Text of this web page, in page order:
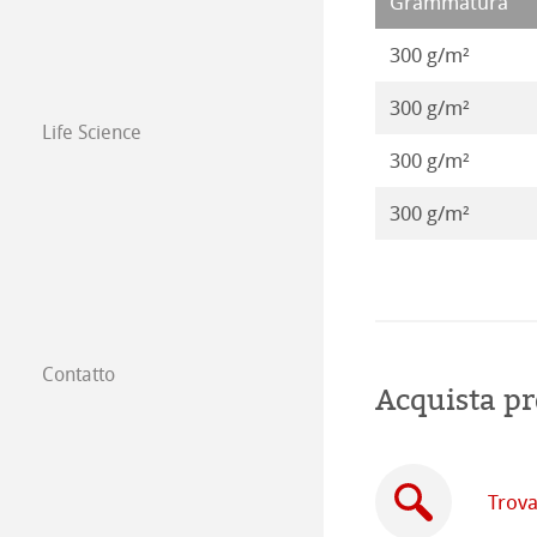
Opere 2016
Life Science
Contatto
Filiali
Commercio tra
300 g/m²
300 g/m²
300 g/m²
300 g/m²
Acquista